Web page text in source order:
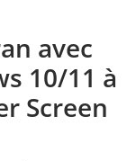
avec
10/11 à
Screen